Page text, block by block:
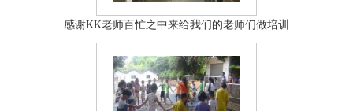
感谢KK老师百忙之中来给我们的老师们做培训